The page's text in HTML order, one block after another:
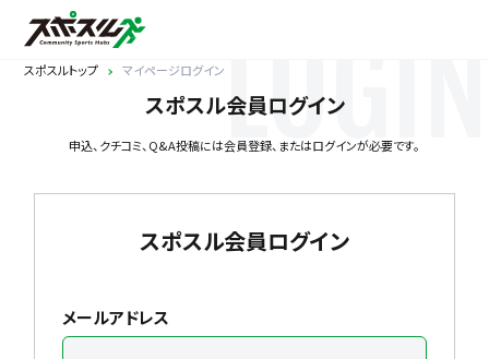
スポスルトップ マイページログイン
スポスル会員ログイン
申込、クチコミ、Q&A投稿には会員登録、またはログインが必要です。
LOGIN
スポスル会員ログイン
メールアドレス